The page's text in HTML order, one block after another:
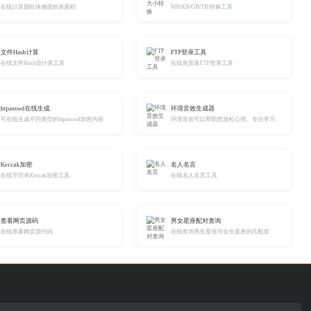
在线计算圆柱体侧面的表面积 MB/KB/GB/TB/转换工具
文件Hash计算
在线文件Hash值计算工具
FTP登录工具
在线免安装FTP登录工具
htpasswd在线生成
可在线生成不同类型的htpasswd加密内容
环境音效生成器
Keccak加密
在线字符串Keccak加密工具
名人名言
在线名人名言工具
查看网页源码
在线查看网页源代码
男女星座配对查询
在线查询男生星座与女生星座的匹配度